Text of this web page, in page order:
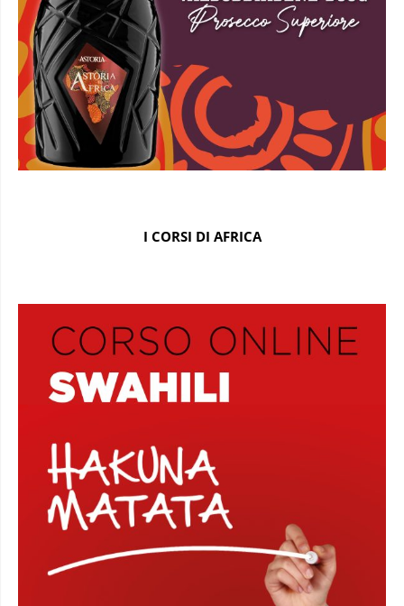
I CORSI DI AFRICA